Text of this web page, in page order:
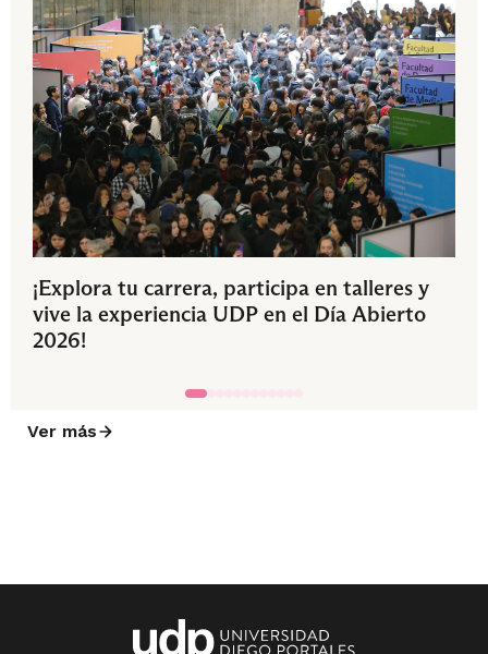
¡Explora tu carrera, participa en talleres y
vive la experiencia UDP en el Día Abierto
2026!
Ver más